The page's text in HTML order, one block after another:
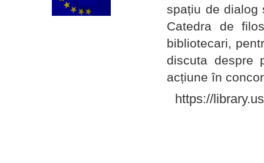
spațiu de dialog
Catedra de
bibliotecari,
discuta despre
acțiune în
https://